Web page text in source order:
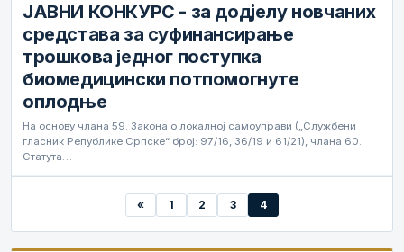
ЈАВНИ КОНКУРС - за додјелу новчаних
средстава за суфинансирање
трошкова једног поступка
биомедицински потпомогнуте
оплодње
На основу члана 59. Закона о локалној самоуправи („Службени
гласник Републике Српске“ број: 97/16, 36/19 и 61/21), члана 60.
Статута…
« 1 2 3 4